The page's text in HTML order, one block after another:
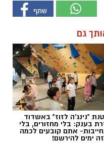
גם
"נינג'ה לזוז" באשדוד
בענק: בלי מחזורים, בלי
אתם קובעים לכמה
ימים להירשם!